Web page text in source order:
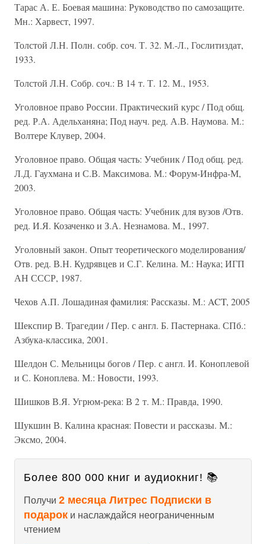
Тарас А. Е. Боевая машина: Руководство по самозащите.
Мн.: Харвест, 1997.
Толстой Л.Н. Полн. собр. соч. Т. 32. М.-Л., Гослитиздат,
1933.
Толстой Л.Н. Собр. соч.: В 14 т. Т. 12. М., 1953.
Уголовное право России. Практический курс / Под общ.
ред. Р.А. Адельханяна; Под науч. ред. А.В. Наумова. М.:
Волтере Клувер, 2004.
Уголовное право. Общая часть: Учебник / Под общ. ред.
Л.Д. Гаухмана и С.В. Максимова. М.: Форум-Инфра-М,
2003.
Уголовное право. Общая часть: Учебник для вузов /Отв.
ред. И.Я. Козаченко и З.А. Незнамова. М., 1997.
Уголовный закон. Опыт теоретического моделирования/
Отв. ред. В.Н. Кудрявцев и С.Г. Келина. М.: Наука; ИГП
АН СССР, 1987.
Чехов А.П. Лошадиная фамилия: Рассказы. М.: ACT, 2005
Шекспир В. Трагедии / Пер. с англ. Б. Пастернака. СПб.:
Азбука-классика, 2001.
Шелдон С. Мельницы богов / Пер. с англ. И. Коноплевой
и С. Коноплева. М.: Новости, 1993.
Шишков В.Я. Угрюм-река: В 2 т. М.: Правда, 1990.
Шукшин В. Калина красная: Повести и рассказы. М.:
Эксмо, 2004.
Более 800 000 книг и аудиокниг! 📚
Получи 2 месяца Литрес Подписки в
подарок и наслаждайся неограниченным
чтением